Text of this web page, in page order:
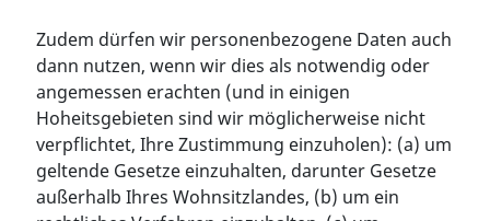
Zudem dürfen wir personenbezogene Daten auch
dann nutzen, wenn wir dies als notwendig oder
angemessen erachten (und in einigen
Hoheitsgebieten sind wir möglicherweise nicht
verpflichtet, Ihre Zustimmung einzuholen): (a) um
geltende Gesetze einzuhalten, darunter Gesetze
außerhalb Ihres Wohnsitzlandes, (b) um ein